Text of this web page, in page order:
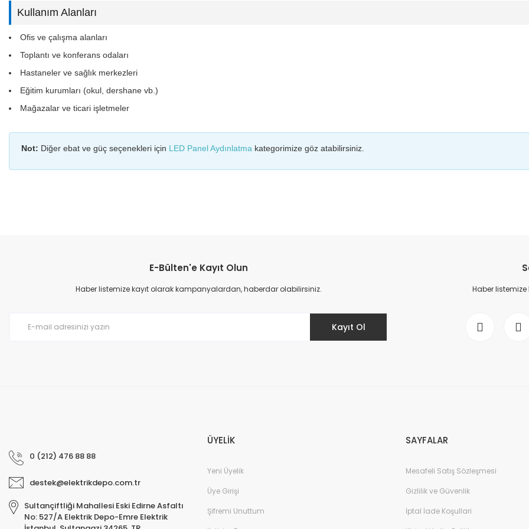
Kullanım Alanları
Ofis ve çalışma alanları
Toplantı ve konferans odaları
Hastaneler ve sağlık merkezleri
Eğitim kurumları (okul, dershane vb.)
Mağazalar ve ticari işletmeler
Not: Diğer ebat ve güç seçenekleri için LED Panel Aydınlatma kategorimize göz atabilirsiniz.
Ürün resmi kalitesiz, bozuk veya görüntülenemiyor.
Ürün açıklamasında eksik bilgiler bulunuyor.
E-Bülten'e Kayıt Olun
Haber listemize kayıt olarak kampanyalardan, haberdar olabilirsiniz.
Kayıt Ol
Haber
0 (212) 476 88 88
destek@elektrikdepo.com.tr
Sultançiftliği Mahallesi Eski Edirne Asfaltı
No: 527/A Elektrik Depo-Emre Elektrik
ÜYELİK
Yeni Üyelik
Üye Girişi
Şifremi Unuttum
SAYFALAR
Mesafeli Satış Sözleşmesi
Gizlilik ve Güvenlik
İptal İade Koşullari